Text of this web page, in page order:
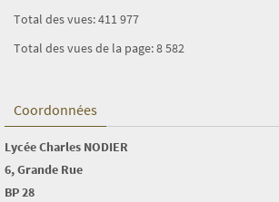
Total des vues:411 977
Total des vues de la page:8 582
Coordonnées
Lycée Charles NODIER
6, Grande Rue
BP 28